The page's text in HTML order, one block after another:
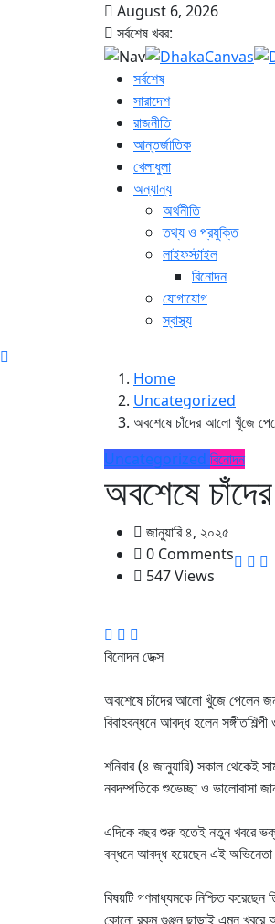
August 6, 2026
সর্বশেষ খবর:
সর্বশেষ
সারাদেশ
রাজনীতি
আন্তর্জাতিক
খেলাধুলা
অন্যান্য
অর্থনীতি
তথ্য ও প্রযুক্তি
লাইফস্টাইল
বিনোদন
যোগাযোগ
স্বাস্থ্য
Home
Uncategorized
অবশেষে চাঁদের আলো খুঁজে
Uncategorized বিনোদন
অবশেষে
জানুয়ারি ৪, ২০২৫
0 Comments
547 Views
বিনোদন ডেক্স
অবশেষে চাঁদের আলো খুঁজে পেলেন
বিবাহবন্ধনে আবদ্ধ হলেন
শনিবার (৪ জানুয়ারি) সকাল থেকেই
নবদম্পতিকে শুভেচ্ছা ও ভালোবাসা
এদিকে বছর শুরু হতেই নতুন খবরে
বন্ধনে আবদ্ধ হয়েছেন এই
বিষয়টি গণমাধ্যমকে নিশ্চিত
কোনো রকম গুঞ্জন ছাড়াই এমন খবরে